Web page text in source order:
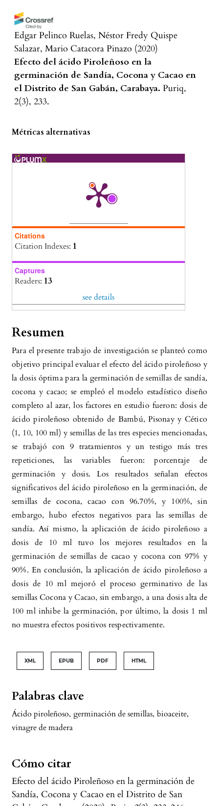
Palabras clave
Ácido piroleñoso, germinación de semillas, bioaceite,
vinagre de madera
Cómo citar
Efecto del ácido Piroleñoso en la germinación de
Sandía, Cocona y Cacao en el Distrito de San
Edgar Pelinco Ruelas, Néstor Fredy Quispe
Salazar, Mario Catacora Pinazo (2020)
Efecto del ácido Piroleñoso en la
germinación de Sandía, Cocona y Cacao en
el Distrito de San Gabán, Carabaya. Puriq,
2(3), 233.
Métricas alternativas
Citations
Citation Indexes: 1
Captures
Readers: 13
see details
Resumen
Para el presente trabajo de investigación se planteó como
objetivo principal evaluar el efecto del ácido piroleñoso y
la dosis óptima para la germinación de semillas de sandía,
cocona y cacao; se empleó el modelo estadístico diseño
completo al azar, los factores en estudio fueron: dosis de
ácido piroleñoso obtenido de Bambú, Pisonay y Cético
(1, 10, 100 ml) y semillas de las tres especies mencionadas,
se trabajó con 9 tratamientos y un testigo más tres
repeticiones, las variables fueron: porcentaje de
germinación y dosis. Los resultados señalan efectos
significativos del ácido piroleñoso en la germinación, de
semillas de cocona, cacao con 96.70%, y 100%, sin
embargo, hubo efectos negativos para las semillas de
sandía. Así mismo, la aplicación de ácido piroleñoso a
dosis de 10 ml tuvo los mejores resultados en la
germinación de semillas de cacao y cocona con 97% y
90%. En conclusión, la aplicación de ácido piroleñoso a
dosis de 10 ml mejoró el proceso germinativo de las
semillas Cocona y Cacao, sin embargo, a una dosis alta de
100 ml inhibe la germinación, por último, la dosis 1 ml
no muestra efectos positivos respectivamente.
XML EPUB PDF HTML